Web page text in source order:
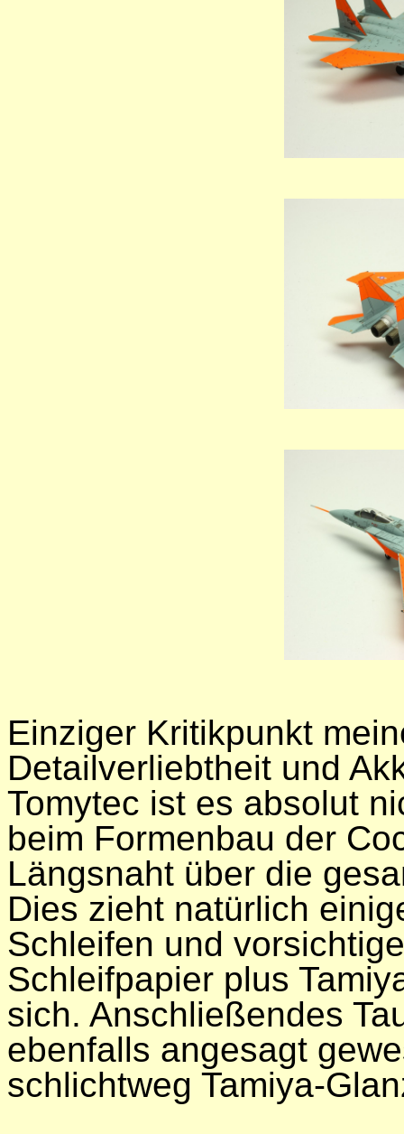
Einziger Kritikpunkt
Detailverliebtheit und
Tomytec ist es absolut
beim Formenbau der
Längsnaht über die
Dies zieht natürlich
Schleifen und
Schleifpapier plus
sich. Anschließendes
ebenfalls angesagt
schlichtweg Tamiya-